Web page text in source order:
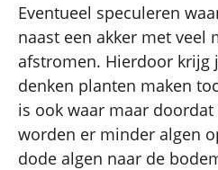
Eventueel speculeren
naast een akker met veel
afstromen. Hierdoor krijg
denken planten maken
is ook waar maar
worden er minder algen
dode algen naar de